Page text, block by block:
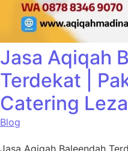
Jasa Aqiqah
Terdekat |
Catering
Blog
Jasa Aqiqah Baleendah